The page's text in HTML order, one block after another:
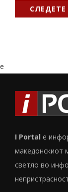
СЛЕДЕТЕ
e
I Portal е
македонскиот
светло во